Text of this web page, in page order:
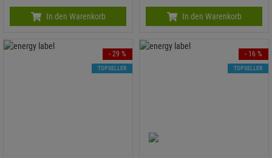
In den Warenkorb In den Warenkorb
- 29 %
TOPSELLER
- 16 %
TOPSELLER